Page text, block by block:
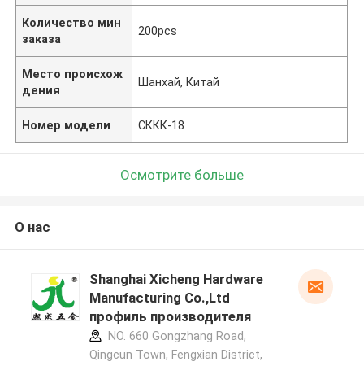
Количество мин
заказа
200pcs
Место происхож
дения
Шанхай, Китай
Номер модели СККК-18
Осмотрите больше
О нас
Shanghai Xicheng Hardware
Manufacturing Co.,Ltd
профиль производителя
NO. 660 Gongzhang Road,
Qingcun Town, Fengxian District,